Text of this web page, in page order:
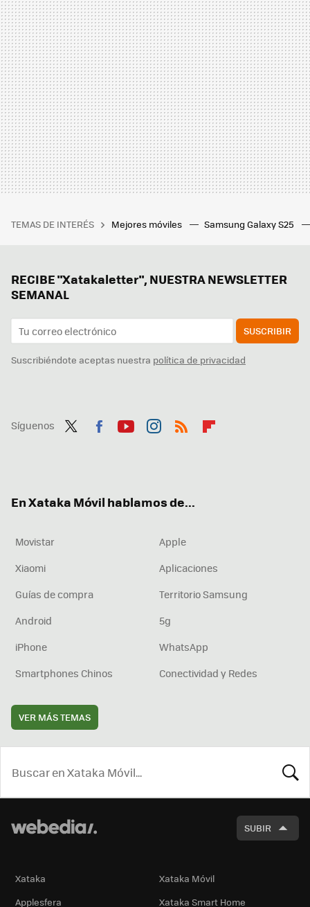
TEMAS DE INTERÉS Mejores móviles Samsung Galaxy S25
RECIBE "Xatakaletter", NUESTRA NEWSLETTER
SEMANAL
SUSCRIBIR
Suscribiéndote aceptas nuestra política de privacidad
Síguenos
En Xataka Móvil hablamos de...
Movistar
Apple
Xiaomi
Aplicaciones
Guías de compra
Territorio Samsung
Android
5g
iPhone
WhatsApp
Smartphones Chinos
Conectividad y Redes
VER MÁS TEMAS
SUBIR
Xataka
Xataka Móvil
Applesfera
Xataka Smart Home